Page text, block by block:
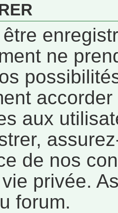
ne
aux
de nos
privée.
forum.